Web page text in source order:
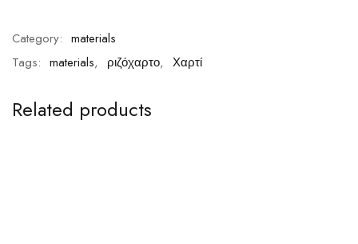
Category: materials
Tags: materials, ριζόχαρτο, Χαρτί
Related products